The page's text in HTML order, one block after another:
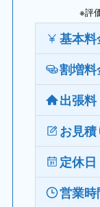
※評
基本料
割増料
出張料
お見積
定休日
営業時